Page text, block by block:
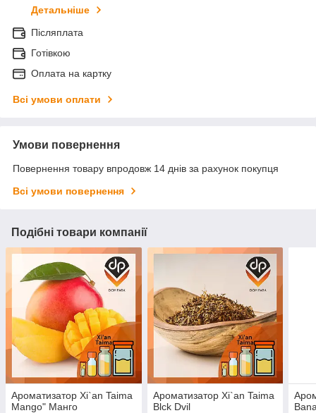
Детальніше
Післяплата
Готівкою
Оплата на картку
Всі умови оплати
Умови повернення
Повернення товару впродовж 14 днів за рахунок покупця
Всі умови повернення
Подібні товари компанії
Ароматизатор Xi`an Taima
Mango" Манго
Ароматизатор Xi`an Taima
Blck Dvil